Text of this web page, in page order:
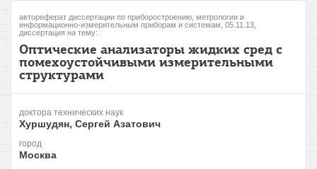
автореферат диссертации по приборостроению, метрологии и
информационно-измерительным приборам и системам, 05.11.13,
диссертация на тему:
Оптические анализаторы жидких сред с
помехоустойчивыми измерительными
структурами
доктора технических наук
Хуршудян, Сергей Азатович
город
Москва